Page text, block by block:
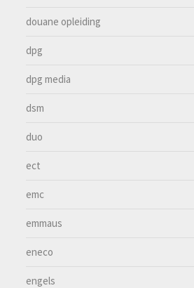
douane opleiding
dpg
dpg media
dsm
duo
ect
emc
emmaus
eneco
engels